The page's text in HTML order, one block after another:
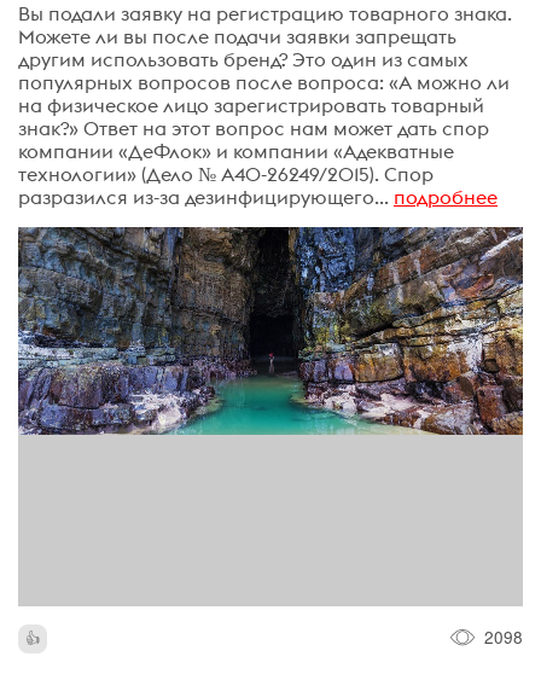
Вы подали заявку на регистрацию товарного знака.
Можете ли вы после подачи заявки запрещать
другим использовать бренд? Это один из самых
популярных вопросов после вопроса: «А можно ли
на физическое лицо зарегистрировать товарный
знак?» Ответ на этот вопрос нам может дать спор
компании «ДеФлок» и компании «Адекватные
технологии» (Дело № А40-26249/2015). Спор
разразился из-за дезинфицирующего... подробнее
2098